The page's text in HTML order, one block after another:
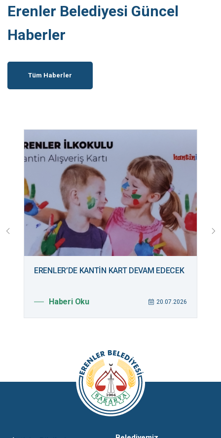
Erenler Belediyesi Güncel
Haberler
Tüm Haberler
ERENLER’DE KANTİN KART DEVAM EDECEK
Haberi Oku 20.07.2026